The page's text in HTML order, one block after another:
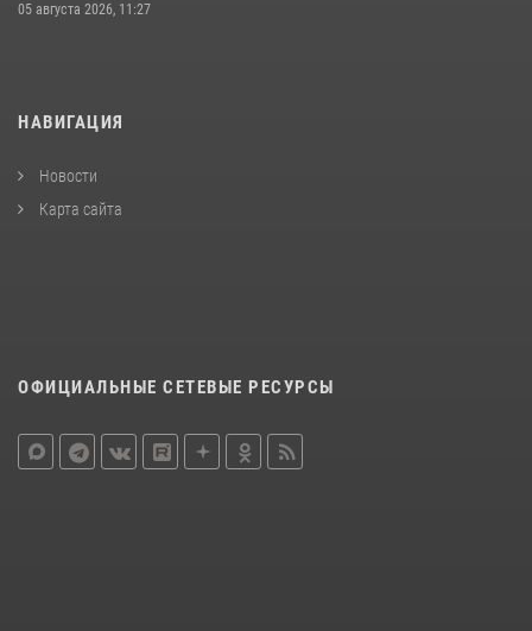
05 августа 2026, 11:27
НАВИГАЦИЯ
Новости
Карта сайта
ОФИЦИАЛЬНЫЕ СЕТЕВЫЕ РЕСУРСЫ